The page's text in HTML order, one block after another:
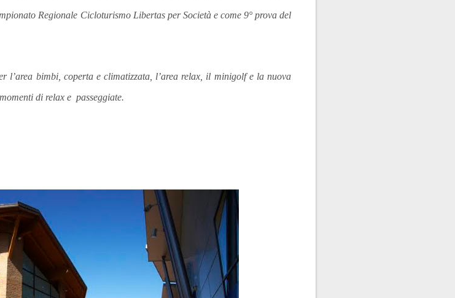
Regionale Cicloturismo Libertas per Società e come 9° prova del
l’area bimbi, coperta e climatizzata, l’area relax, il minigolf e la nuova
di relax e passeggiate.